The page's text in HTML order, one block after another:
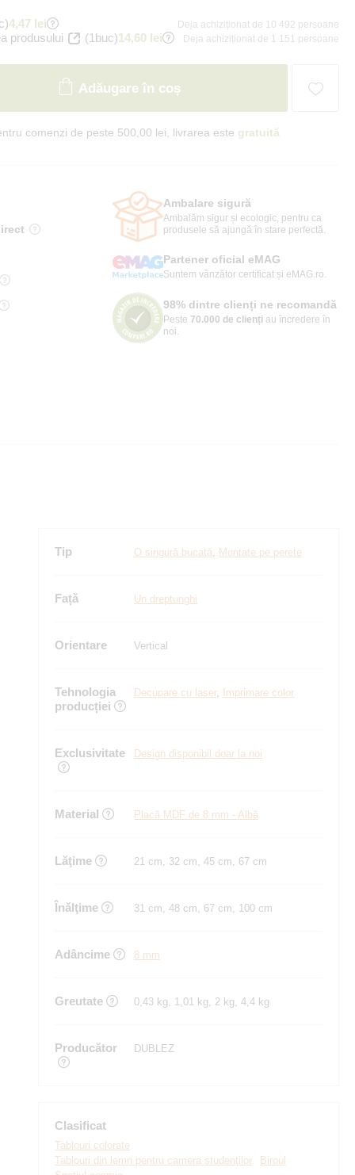
4,47 lei Deja achiziționat de 10 492 persoane
produsului (1buc)14,60 lei Deja achiziționat de 1 151 persoane
Adăugare în coș
comenzi de peste 500,00 lei, livrarea este gratuită
Ambalare sigură
Ambalăm sigur și ecologic, pentru ca
produsele să ajungă în stare perfectă.
Partener oficial eMAG
Suntem vânzător certificat și eMAG.ro.
98% dintre clienți ne recomandă
Peste 70.000 de clienți au încredere în
noi.
Tip O singură bucată, Montate pe perete
Față Un dreptunghi
Orientare Vertical
Tehnologia
producției
Decupare cu laser, Imprimare color
Exclusivitate Design disponibil doar la noi
Material Placă MDF de 8 mm - Albă
Lăţime 21 cm, 32 cm, 45 cm, 67 cm
Înălţime 31 cm, 48 cm, 67 cm, 100 cm
Adâncime 8 mm
Greutate 0,43 kg, 1,01 kg, 2 kg, 4,4 kg
Producător DUBLEZ
Clasificat
Tablouri colorate
Tablouri din lemn pentru camera studenților
Biroul